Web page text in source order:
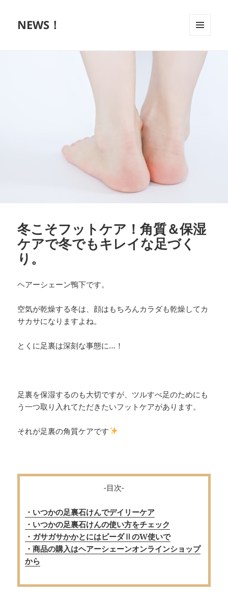
NEWS！
ーとウ
ィジェ
ット
冬こそフットケア！角質＆保湿
ケアで冬でもキレイな足づく
り。
ヘアーシェーン鴨下です。
空気が乾燥する冬は、顔はもちろんカラダも乾燥してカ
サカサになりますよね。
とくに足裏は深刻な事態に…！
足裏を保湿するのも大切ですが、ツルすべ足のためにも
う一つ取り入れてただきたいフットケアがあります。
それが足裏の角質ケアです
-目次-
・いつかの足裏石けんでデイリーケア
・いつかの足裏石けんの使い方をチェック
・ガサガサかかとにはピーダⅡのW使いで
・商品の購入はヘアーシェーンオンラインショップ
から